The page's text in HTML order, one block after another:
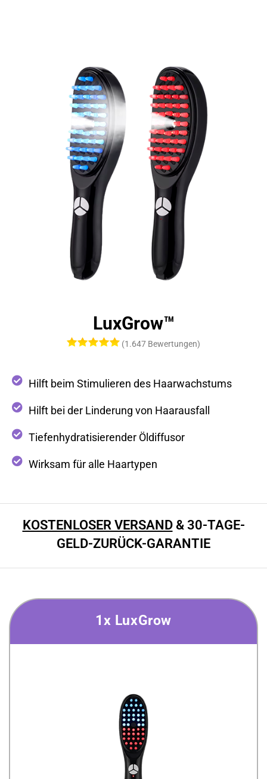
LuxGrow™
(1.647 Bewertungen)
Hilft beim Stimulieren des Haarwachstums
Hilft bei der Linderung von Haarausfall
Tiefenhydratisierender Öldiffusor
Wirksam für alle Haartypen
KOSTENLOSER VERSAND& 30-TAGE-
GELD-ZURÜCK-GARANTIE
1x LuxGrow